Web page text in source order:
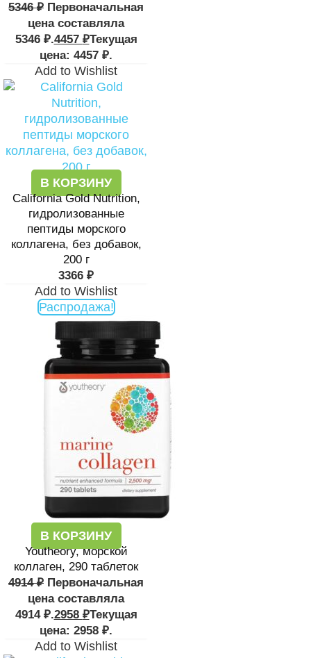
5346₽ Первоначальная
цена составляла
5346 ₽.4457 ₽Текущая
цена: 4457 ₽.
Add to Wishlist
В КОРЗИНУ
California Gold Nutrition,
гидролизованные
пептиды морского
коллагена, без добавок,
200 г
3366 ₽
Add to Wishlist
Распродажа!
В КОРЗИНУ
Youtheory, морской
коллаген, 290 таблеток
4914₽ Первоначальная
цена составляла
4914 ₽.2958 ₽Текущая
цена: 2958 ₽.
Add to Wishlist